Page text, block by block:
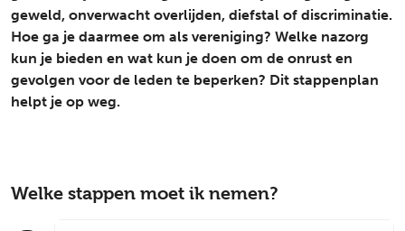
geweld, onverwacht overlijden, diefstal of discriminatie.
Hoe ga je daarmee om als vereniging? Welke nazorg
kun je bieden en wat kun je doen om de onrust en
gevolgen voor de leden te beperken? Dit stappenplan
helpt je op weg.
Welke stappen moet ik nemen?